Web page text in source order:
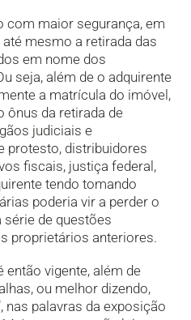
com maior segurança, em
mesmo a retirada das
em nome dos
seja, além de o adquirente
a matrícula do imóvel,
ônus da retirada de
judiciais e
protesto, distribuidores
fiscais, justiça federal,
tendo tomando
poderia vir a perder o
de questões
proprietários anteriores.
vigente, além de
ou melhor dizendo,
nas palavras da exposição